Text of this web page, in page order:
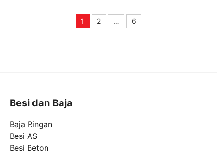
Page
1 Page
2 … 6
Besi dan Baja
Baja Ringan
Besi AS
Besi Beton